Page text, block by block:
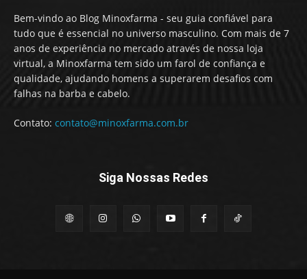
Bem-vindo ao Blog Minoxfarma - seu guia confiável para
tudo que é essencial no universo masculino. Com mais de 7
anos de experiência no mercado através de nossa loja
virtual, a Minoxfarma tem sido um farol de confiança e
qualidade, ajudando homens a superarem desafios com
falhas na barba e cabelo.
Contato: contato@minoxfarma.com.br
Siga Nossas Redes